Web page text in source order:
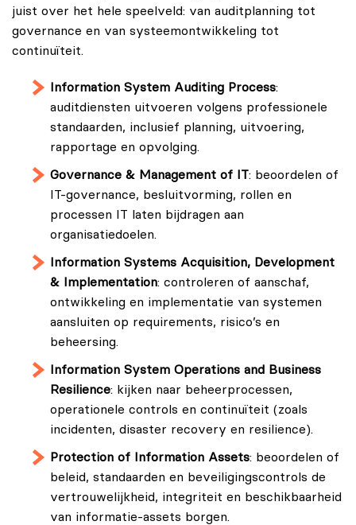
juist over het hele speelveld: van auditplanning tot
governance en van systeemontwikkeling tot
continuïteit.
Information System Auditing Process:
auditdiensten uitvoeren volgens professionele
standaarden, inclusief planning, uitvoering,
rapportage en opvolging.
Governance & Management of IT: beoordelen of
IT-governance, besluitvorming, rollen en
processen IT laten bijdragen aan
organisatiedoelen.
Information Systems Acquisition, Development
& Implementation: controleren of aanschaf,
ontwikkeling en implementatie van systemen
aansluiten op requirements, risico’s en
beheersing.
Information System Operations and Business
Resilience: kijken naar beheerprocessen,
operationele controls en continuïteit (zoals
incidenten, disaster recovery en resilience).
Protection of Information Assets: beoordelen of
beleid, standaarden en beveiligingscontrols de
vertrouwelijkheid, integriteit en beschikbaarheid
van informatie-assets borgen.